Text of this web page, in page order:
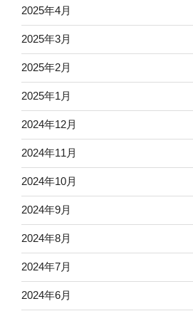
2025年4月
2025年3月
2025年2月
2025年1月
2024年12月
2024年11月
2024年10月
2024年9月
2024年8月
2024年7月
2024年6月